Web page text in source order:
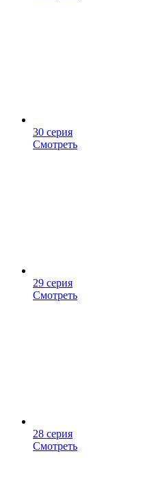
30 серия
Смотреть
29 серия
Смотреть
28 серия
Смотреть